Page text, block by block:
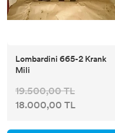
Lombardini 665-2 Krank
Mili
19.500,00 TL
18.000,00 TL